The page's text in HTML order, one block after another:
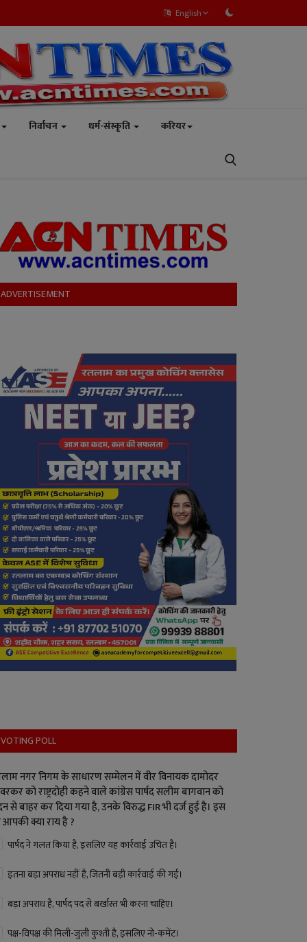
English
निर्वाचन धर्म-संस्कृति करियर
ADVERTISEMENT
VOTING POLL
नगर निगम के साधारण सम्मेलन में वीर विनायक दामोदर
को राष्ट्रदोही कहने वाले कांग्रेस पार्षद सलीम बागवान को
से बाहर कर दिया गया है, उनके विरुद्ध FIR भी दर्ज हुई है। इस
आपकी क्या राय है ?
पार्षद ने गलत किया है, इसलिए यह कार्रवाई उचित है।
इतना बड़ा अपराध नहीं है, जितनी बड़ी कार्रवाई की गई।
बड़ा अपराध है, पार्षद पद से बर्खास्त भी करना चाहिए।
पक्ष-विपक्ष की मिली-जुली कुश्ती है, इसलिए नो-कमेंट।